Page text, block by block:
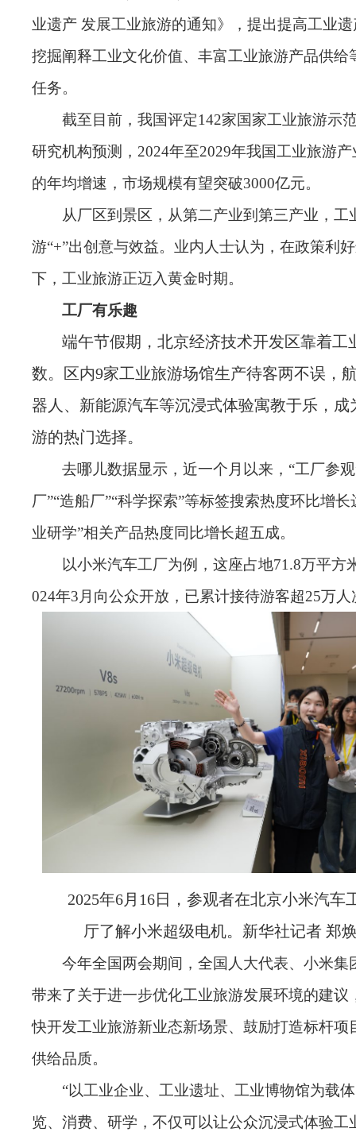
业遗产 发展工业旅游的通知》，提出提高工业
挖掘阐释工业文化价值、丰富工业旅游产品供给
任务。
截至目前，我国评定142家国家工业旅游示
研究机构预测，2024年至2029年我国工业旅游
的年均增速，市场规模有望突破3000亿元。
从厂区到景区，从第二产业到第三产业，工
游“+”出创意与效益。业内人士认为，在政策利
下，工业旅游正迈入黄金时期。
工厂有乐趣
端午节假期，北京经济技术开发区靠着工
数。区内9家工业旅游场馆生产待客两不误，
器人、新能源汽车等沉浸式体验寓教于乐，成
游的热门选择。
去哪儿数据显示，近一个月以来，“工厂参
厂”“造船厂”“科学探索”等标签搜索热度环比增长
业研学”相关产品热度同比增长超五成。
以小米汽车工厂为例，这座占地71.8万平方
024年3月向公众开放，已累计接待游客超25万人
2025年6月16日，参观者在北京小米汽车
厅了解小米超级电机。新华社记者 郑
今年全国两会期间，全国人大代表、小米集
带来了关于进一步优化工业旅游发展环境的建议
快开发工业旅游新业态新场景、鼓励打造标杆项
供给品质。
“以工业企业、工业遗址、工业博物馆为载
览、消费、研学，不仅可以让公众沉浸式体验工